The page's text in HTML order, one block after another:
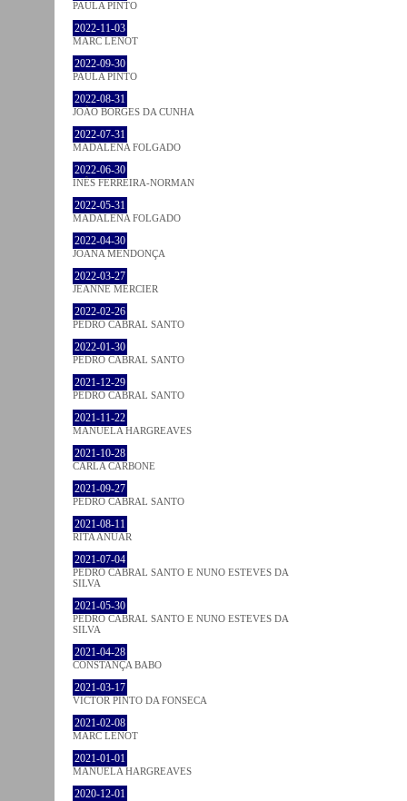
PAULA PINTO
2022-11-03
MARC LENOT
2022-09-30
PAULA PINTO
2022-08-31
JOÃO BORGES DA CUNHA
2022-07-31
MADALENA FOLGADO
2022-06-30
INÊS FERREIRA-NORMAN
2022-05-31
MADALENA FOLGADO
2022-04-30
JOANA MENDONÇA
2022-03-27
JEANNE MERCIER
2022-02-26
PEDRO CABRAL SANTO
2022-01-30
PEDRO CABRAL SANTO
2021-12-29
PEDRO CABRAL SANTO
2021-11-22
MANUELA HARGREAVES
2021-10-28
CARLA CARBONE
2021-09-27
PEDRO CABRAL SANTO
2021-08-11
RITA ANUAR
2021-07-04
PEDRO CABRAL SANTO E NUNO ESTEVES DA
SILVA
2021-05-30
PEDRO CABRAL SANTO E NUNO ESTEVES DA
SILVA
2021-04-28
CONSTANÇA BABO
2021-03-17
VICTOR PINTO DA FONSECA
2021-02-08
MARC LENOT
2021-01-01
MANUELA HARGREAVES
2020-12-01